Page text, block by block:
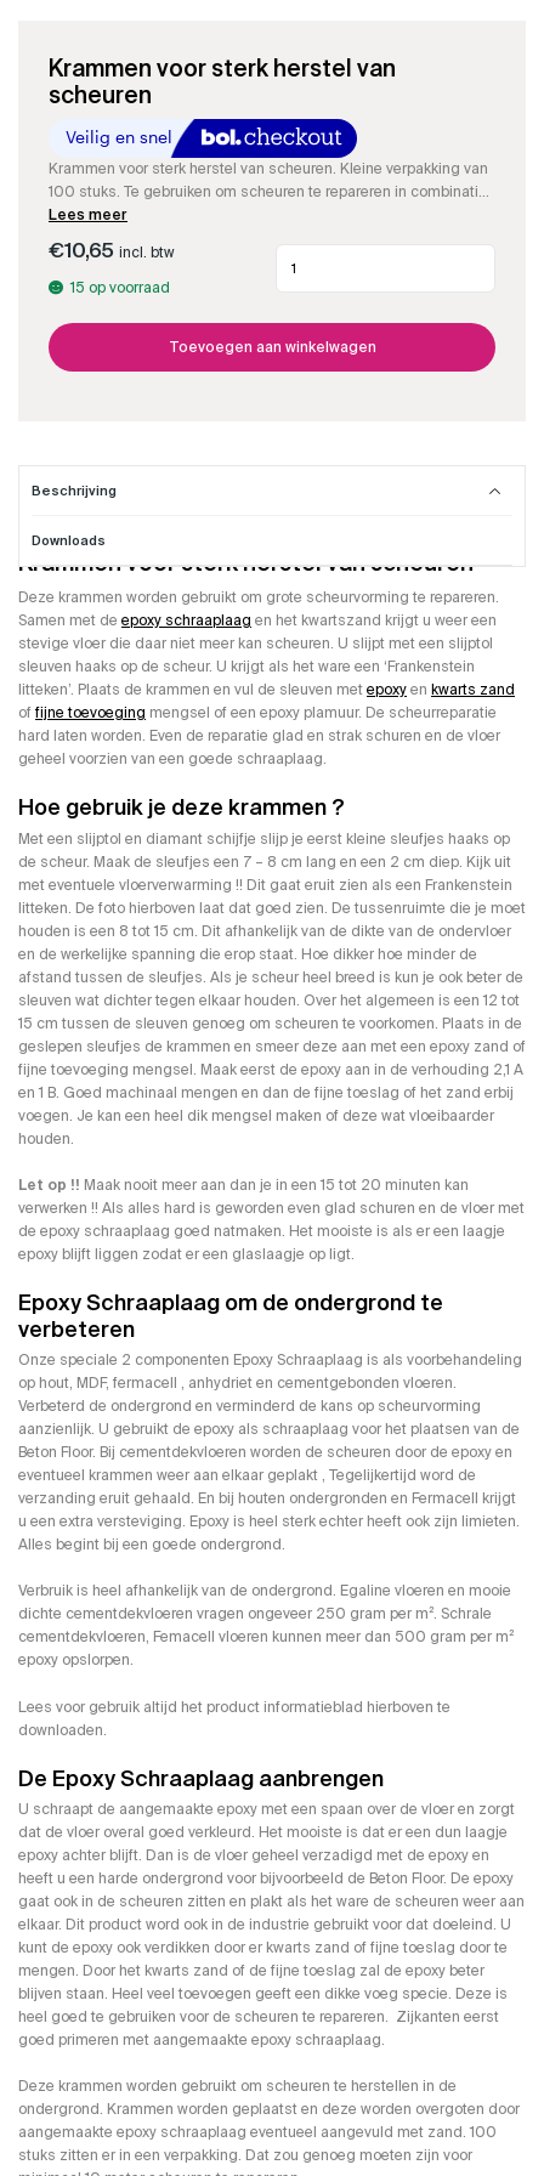
Krammen voor sterk herstel van
scheuren
Krammen voor sterk herstel van scheuren. Kleine verpakking van
100 stuks. Te gebruiken om scheuren te repareren in combinatie
metkwarts zand
Lees meer
€10,65 incl. btw
15 op voorraad
voor
sterk
scheuren
aantal
Toevoegen aan winkelwagen
Beschrijving
Downloads
Krammen voor sterk herstel van scheuren
Deze krammen worden gebruikt om grote scheurvorming te repareren.
Samen met de epoxy schraaplaag en het kwartszand krijgt u weer een
stevige vloer die daar niet meer kan scheuren. U slijpt met een slijptol
sleuven haaks op de scheur. U krijgt als het ware een ‘Frankenstein
litteken’. Plaats de krammen en vul de sleuven metepoxyen kwarts zand
offijne toevoeging mengsel of een epoxy plamuur. De scheurreparatie
hard laten worden. Even de reparatie glad en strak schuren en de vloer
geheel voorzien van een goede schraaplaag.
Hoe gebruik je deze krammen ?
Met een slijptol en diamant schijfje slijp je eerst kleine sleufjes haaks op
de scheur. Maak de sleufjes een 7 – 8 cm lang en een 2 cm diep. Kijk uit
met eventuele vloerverwarming !! Dit gaat eruit zien als een Frankenstein
litteken. De foto hierboven laat dat goed zien. De tussenruimte die je moet
houden is een 8 tot 15 cm. Dit afhankelijk van de dikte van de ondervloer
en de werkelijke spanning die erop staat. Hoe dikker hoe minder de
afstand tussen de sleufjes. Als je scheur heel breed is kun je ook beter de
sleuven wat dichter tegen elkaar houden. Over het algemeen is een 12 tot
15 cm tussen de sleuven genoeg om scheuren te voorkomen. Plaats in de
geslepen sleufjes de krammen en smeer deze aan met een epoxy zand of
fijne toevoeging mengsel. Maak eerst de epoxy aan in de verhouding 2,1 A
en 1 B. Goed machinaal mengen en dan de fijne toeslag of het zand erbij
voegen. Je kan een heel dik mengsel maken of deze wat vloeibaarder
houden.
Let op !! Maak nooit meer aan dan je in een 15 tot 20 minuten kan
verwerken !! Als alles hard is geworden even glad schuren en de vloer met
de epoxy schraaplaag goed natmaken. Het mooiste is als er een laagje
epoxy blijft liggen zodat er een glaslaagje op ligt.
Epoxy Schraaplaag om de ondergrond te
verbeteren
Onze speciale 2 componenten Epoxy Schraaplaag is als voorbehandeling
op hout, MDF, fermacell , anhydriet en cementgebonden vloeren.
Verbeterd de ondergrond en verminderd de kans op scheurvorming
aanzienlijk. U gebruikt de epoxy als schraaplaag voor het plaatsen van de
Beton Floor. Bij cementdekvloeren worden de scheuren door de epoxy en
eventueel krammen weer aan elkaar geplakt , Tegelijkertijd word de
verzanding eruit gehaald. En bij houten ondergronden en Fermacell krijgt
u een extra versteviging. Epoxy is heel sterk echter heeft ook zijn limieten.
Alles begint bij een goede ondergrond.
Verbruik is heel afhankelijk van de ondergrond. Egaline vloeren en mooie
dichte cementdekvloeren vragen ongeveer 250 gram per m². Schrale
cementdekvloeren, Femacell vloeren kunnen meer dan 500 gram per m²
epoxy opslorpen.
Lees voor gebruik altijd het product informatieblad hierboven te
downloaden.
De Epoxy Schraaplaag aanbrengen
U schraapt de aangemaakte epoxy met een spaan over de vloer en zorgt
dat de vloer overal goed verkleurd. Het mooiste is dat er een dun laagje
epoxy achter blijft. Dan is de vloer geheel verzadigd met de epoxy en
heeft u een harde ondergrond voor bijvoorbeeld de Beton Floor. De epoxy
gaat ook in de scheuren zitten en plakt als het ware de scheuren weer aan
elkaar. Dit product word ook in de industrie gebruikt voor dat doeleind. U
kunt de epoxy ook verdikken door er kwarts zand of fijne toeslag door te
mengen. Door het kwarts zand of de fijne toeslag zal de epoxy beter
blijven staan. Heel veel toevoegen geeft een dikke voeg specie. Deze is
heel goed te gebruiken voor de scheuren te repareren. Zijkanten eerst
goed primeren met aangemaakte epoxy schraaplaag.
Deze krammen worden gebruikt om scheuren te herstellen in de
ondergrond. Krammen worden geplaatst en deze worden overgoten door
aangemaakte epoxy schraaplaag eventueel aangevuld met zand. 100
stuks zitten er in een verpakking. Dat zou genoeg moeten zijn voor